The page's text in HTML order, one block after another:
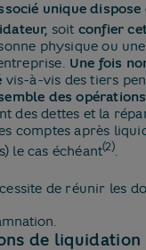
unique
soit confier
physique ou
Une fois
vis-à-vis des tiers
des
des dettes et la
comptes après
le cas échéant(2).
de réunir les
de liquidation